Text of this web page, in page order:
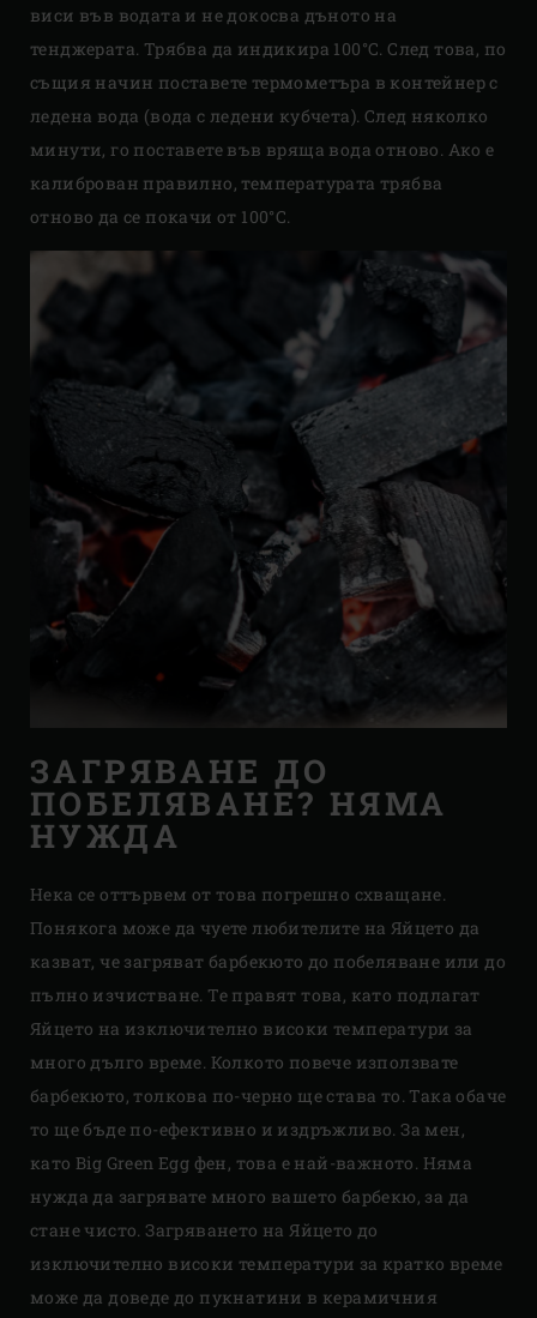
виси във водата и не докосва дъното на
тенджерата. Трябва да индикира 100°C. След това, по
същия начин поставете термометъра в контейнер с
ледена вода (вода с ледени кубчета). След няколко
минути, го поставете във вряща вода отново. Ако е
калиброван правилно, температурата трябва
отново да се покачи от 100°C.
ЗАГРЯВАНЕ ДО
ПОБЕЛЯВАНЕ? НЯМА
НУЖДА
Нека се оттървем от това погрешно схващане.
Понякога може да чуете любителите на Яйцето да
казват, че загряват барбекюто до побеляване или до
пълно изчистване. Те правят това, като подлагат
Яйцето на изключително високи температури за
много дълго време. Колкото повече използвате
барбекюто, толкова по-черно ще става то. Така обаче
то ще бъде по-ефективно и издръжливо. За мен,
като Big Green Egg фен, това е най-важното. Няма
нужда да загрявате много вашето барбекю, за да
стане чисто. Загряването на Яйцето до
изключително високи температури за кратко време
може да доведе до пукнатини в керамичния